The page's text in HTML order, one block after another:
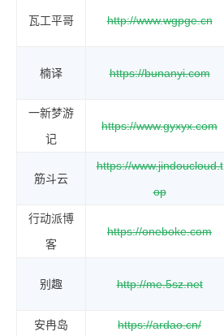
瓦工平哥 http://www.wgpge.cn
楠译 https://bunanyi.com
一新梦游
记
https://www.gyxyx.com
筋斗云
https://www.jindoucloud.t
op
行动派博
客
https://oneboke.com
别趣 http://me.5sz.net
安冉岛 https://ardao.cn/